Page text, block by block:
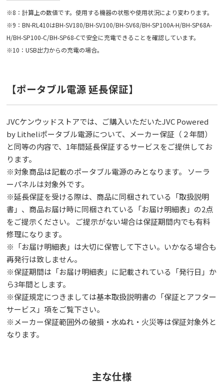
※8：計算上の数値です。使用する機器の状態や使用状況により変わります。
※9：BN-RL410はBH-SV180/BH-SV100/BH-SV68/BH-SP100A-H/BH-SP68A-
H/BH-SP100-C/BH-SP68-Cで安全に充電できることを確認しています。
※10：USB出力からの充電の場合。
【ポータブル電源 延⻑保証】
JVCケンウッドストアでは、ご購入いただいたJVC Powered
by Litheliポータブル電源について、メーカー保証（２年間）
と同等の内容で、1年間延⻑保証するサービスをご提供してお
ります。
※対象商品は記載のポータブル電源のみとなります。 ソーラ
ーパネルは対象外です。
※延⻑保証を受ける際は、商品に同梱されている「取扱説明
書」、商品お届け時に同梱されている「お届け明細表」の2点
をご提示ください。 ご提示がない場合は保証期間内でも有料
修理になります。
※「お届け明細表」は⼤切に保管して下さい。いかなる場合も
再発⾏は致しません。
※保証期間は「お届け明細表」に記載されている「発⾏⽇」か
ら3年間とします。
※保証規定につきましては基本取扱説明書の「保証とアフター
サービス」項をご覧下さい。
※メーカー保証範囲外の破損・水ぬれ・火災等は保証対象外と
なります。
主な仕様